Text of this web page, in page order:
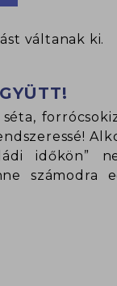
váltanak ki.
időkön”
számodra